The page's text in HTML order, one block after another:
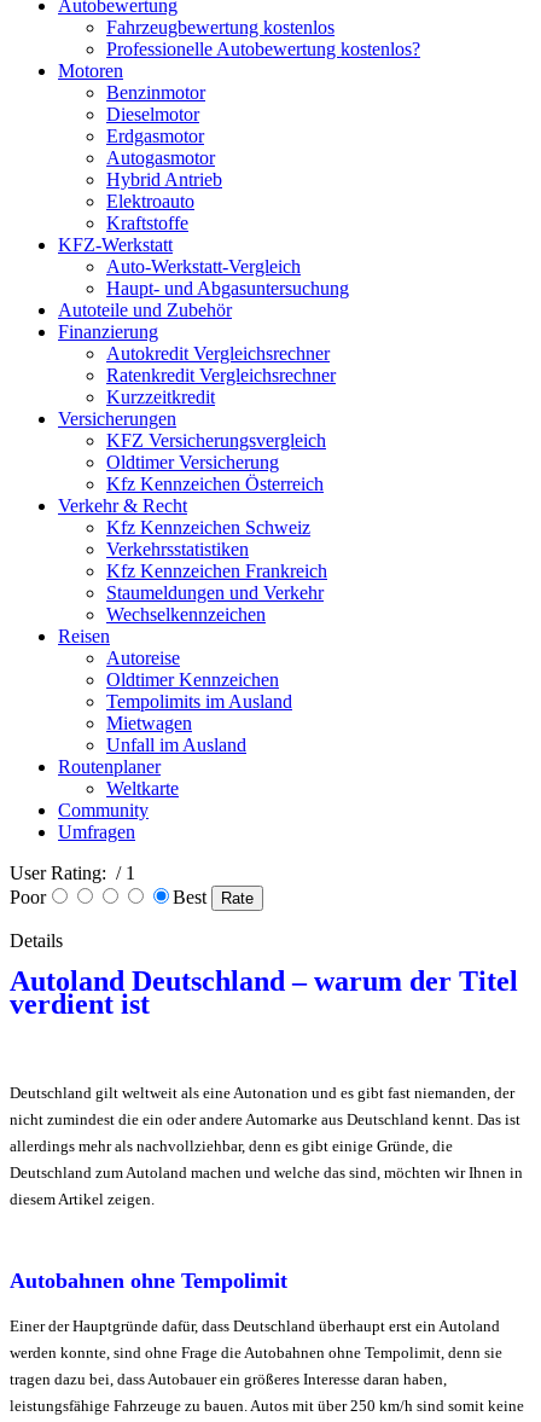
Autobewertung
Fahrzeugbewertung kostenlos
Professionelle Autobewertung kostenlos?
Motoren
Benzinmotor
Dieselmotor
Erdgasmotor
Autogasmotor
Hybrid Antrieb
Elektroauto
Kraftstoffe
KFZ-Werkstatt
Auto-Werkstatt-Vergleich
Haupt- und Abgasuntersuchung
Autoteile und Zubehör
Finanzierung
Autokredit Vergleichsrechner
Ratenkredit Vergleichsrechner
Kurzzeitkredit
Versicherungen
KFZ Versicherungsvergleich
Oldtimer Versicherung
Kfz Kennzeichen Österreich
Verkehr & Recht
Kfz Kennzeichen Schweiz
Verkehrsstatistiken
Kfz Kennzeichen Frankreich
Staumeldungen und Verkehr
Wechselkennzeichen
Reisen
Autoreise
Oldtimer Kennzeichen
Tempolimits im Ausland
Mietwagen
Unfall im Ausland
Routenplaner
Weltkarte
Community
Umfragen
User Rating: / 1
Poor
Best
Details
Autoland Deutschland – warum der Titel
verdient ist
Deutschland gilt weltweit als eine Autonation und es gibt fast niemanden, der
nicht zumindest die ein oder andere Automarke aus Deutschland kennt. Das ist
allerdings mehr als nachvollziehbar, denn es gibt einige Gründe, die
Deutschland zum Autoland machen und welche das sind, möchten wir Ihnen in
diesem Artikel zeigen.
Autobahnen ohne Tempolimit
Einer der Hauptgründe dafür, dass Deutschland überhaupt erst ein Autoland
werden konnte, sind ohne Frage die Autobahnen ohne Tempolimit, denn sie
tragen dazu bei, dass Autobauer ein größeres Interesse daran haben,
leistungsfähige Fahrzeuge zu bauen. Autos mit über 250 km/h sind somit keine